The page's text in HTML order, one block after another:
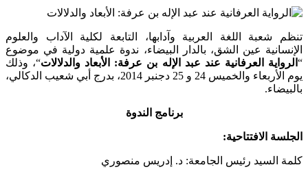
شعبة اللغة العربية وآدابها، التابعة لكلية الآداب والعلوم
عين الشق، بالدار البيضاء، ندوة علمية دولية في موضوع
العرفانية عند عبد الإله بن عرفة: الأبعاد والدلالات“، وذلك
يوم الأربعاء والخميس 24 و 25 دجنبر 2014، بدرج أبي شعيب الدكالي،
برنامج الندوة
الافتتاحية:
السيد رئيس الجامعة: د. إدريس منصوري